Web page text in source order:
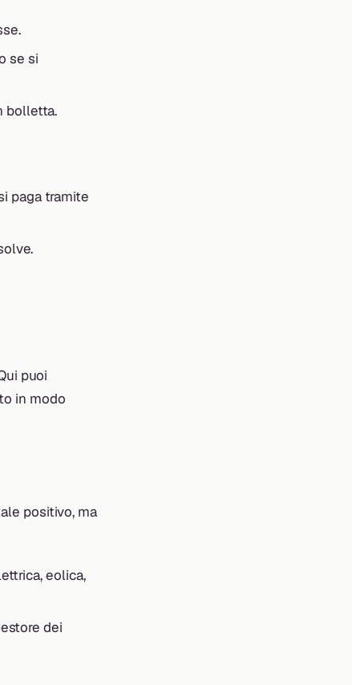
se si
bolletta.
paga tramite
puoi
in modo
positivo, ma
eolica,
dei